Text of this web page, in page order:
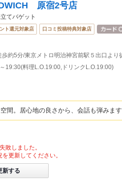
原宿2号店
てバゲット
ト還元対象店 口コミ投稿特典対象店
19:30(料理L.O.19:00,ドリンクL.O.19:00)
間。居心地の良さから、会話も弾みます
敗しました。
更新してください。
新する